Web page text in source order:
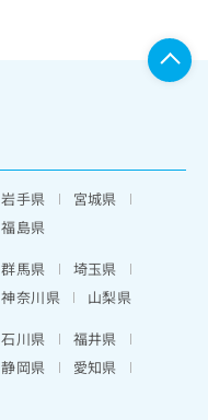
岩手県
宮城県
福島県
群馬県
埼玉県
神奈川県
山梨県
石川県
福井県
静岡県
愛知県